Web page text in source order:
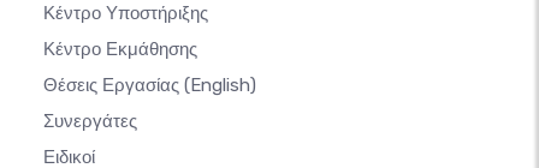
Κέντρο Υποστήριξης
Κέντρο Εκμάθησης
Θέσεις Εργασίας (English)
Συνεργάτες
Ειδικοί